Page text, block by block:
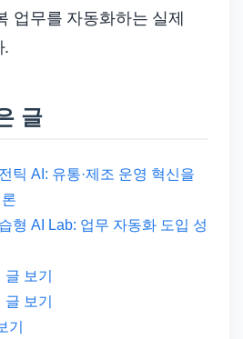
업무를 자동화하는 실제
.
글
틱 AI: 유통·제조 운영 혁신을
형 AI Lab: 업무 자동화 도입 성
보기
보기
기